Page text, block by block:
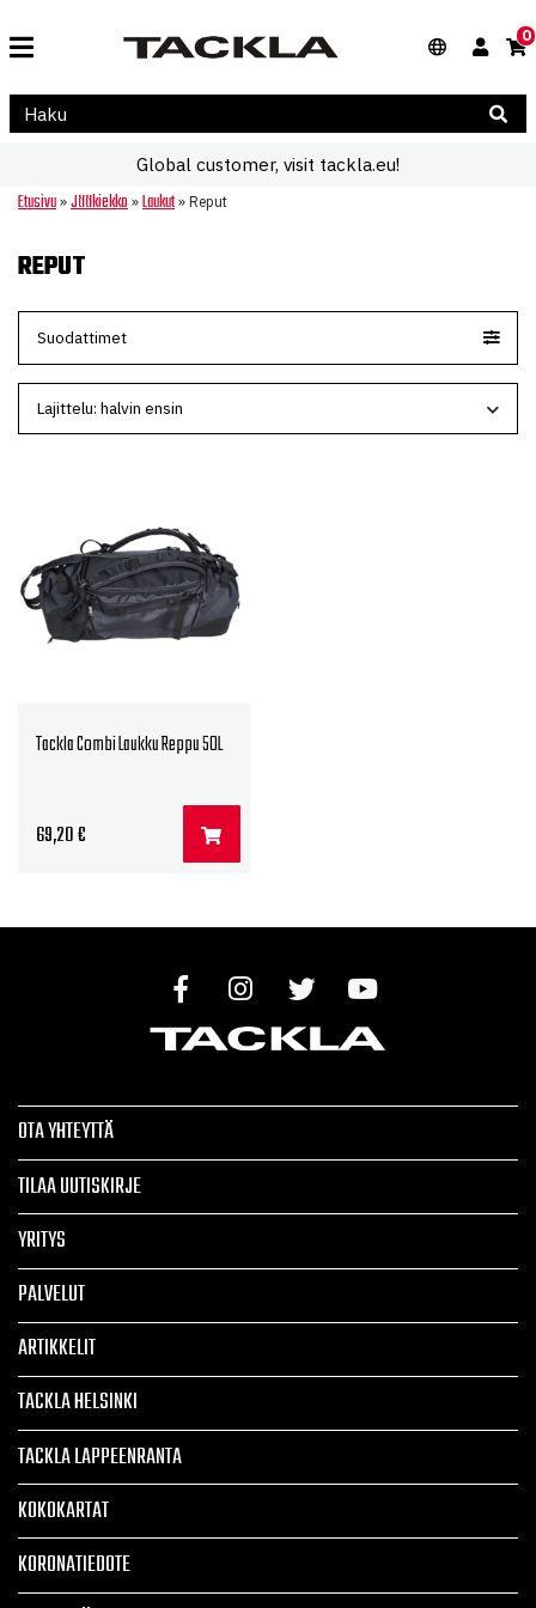
0
Global customer, visit tackla.eu!
Etusivu » Jääkiekko » Laukut » Reput
REPUT
Suodattimet
Tackla Combi Laukku Reppu 50L
69,20€
OTA YHTEYTTÄ
TILAA UUTISKIRJE
YRITYS
PALVELUT
ARTIKKELIT
TACKLA HELSINKI
TACKLA LAPPEENRANTA
KOKOKARTAT
KORONATIEDOTE